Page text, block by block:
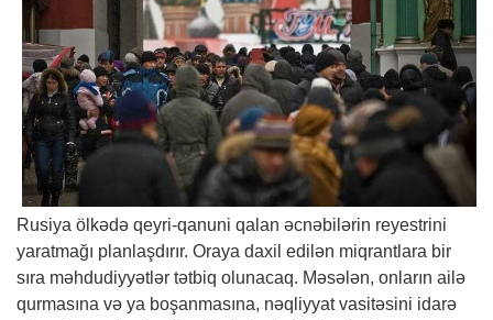
Rusiya ölkədə qeyri-qanuni qalan əcnəbilərin reyestrini
yaratmağı planlaşdırır. Oraya daxil edilən miqrantlara bir
sıra məhdudiyyətlər tətbiq olunacaq. Məsələn, onların ailə
qurmasına və ya boşanmasına, nəqliyyat vasitəsini idarə